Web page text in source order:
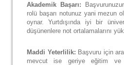
Akademik Başarı:
rolü başarı notunuz yani mezun
oynar. Yurtdışında iyi bir
düşünenlere not ortalamalarını
Maddi Yeterlilik: Başvuru için
mevcut ise geriye eğitim ve